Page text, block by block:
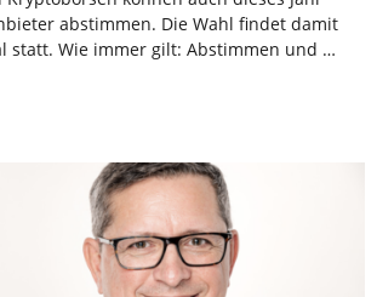
abstimmen. Die Wahl findet damit
statt. Wie immer gilt: Abstimmen und …